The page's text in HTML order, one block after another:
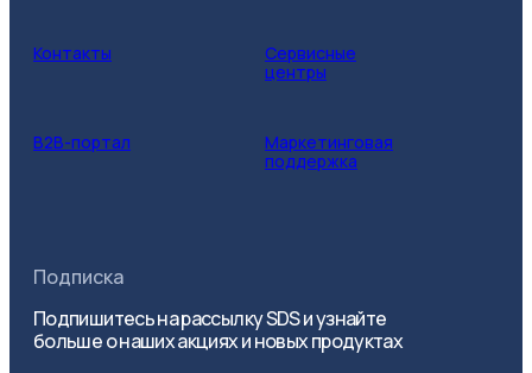
Контакты
Сервисные
центры
B2B-портал
Маркетинговая
поддержка
Подписка
Подпишитесь на рассылку SDS и узнайте
больше о наших акциях и новых продуктах